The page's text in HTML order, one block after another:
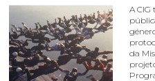
A
da